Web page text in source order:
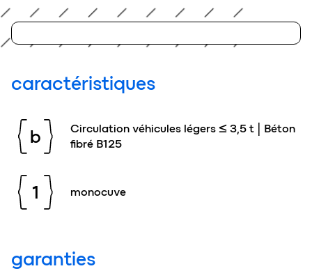
caractéristiques
b
Circulation véhicules légers ≤ 3,5 t | Béton
fibré B125
1 monocuve
garanties